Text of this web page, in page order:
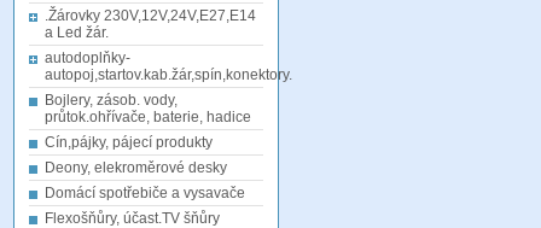
.Žárovky 230V,12V,24V,E27,E14
a Led žár.
autodoplňky-
autopoj,startov.kab.žár,spín,konektory.
Bojlery, zásob. vody,
průtok.ohřívače, baterie, hadice
Cín,pájky, pájecí produkty
Deony, elekroměrové desky
Domácí spotřebiče a vysavače
Flexošňůry, účast.TV šňůry